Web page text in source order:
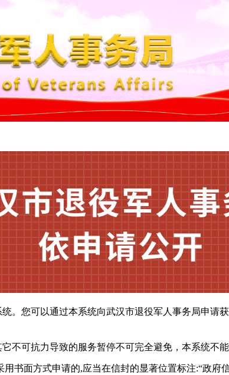
。您可以通过本系统向武汉市退役军人事务局申请
不可抗力导致的服务暂停不可完全避免，本系统不
用书面方式申请的,应当在信封的显著位置标注:“政府